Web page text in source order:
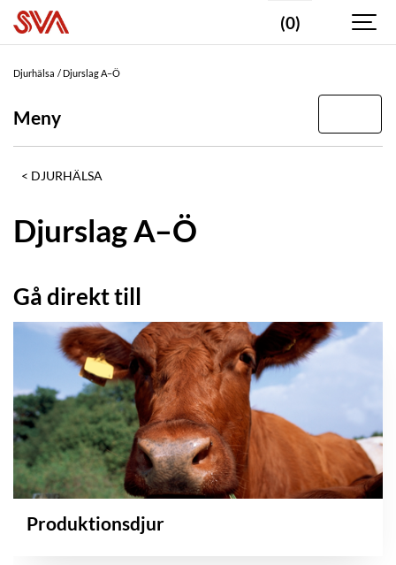
(0)
Djurhälsa Djurslag A–Ö
Meny
DJURHÄLSA
Djurslag A–Ö
Gå direkt till
Produktionsdjur